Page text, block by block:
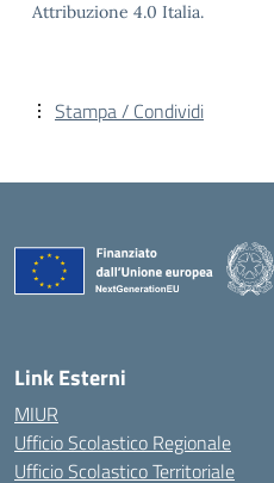
Attribuzione 4.0 Italia.
Stampa / Condividi
Link Esterni
MIUR
Ufficio Scolastico Regionale
Ufficio Scolastico Territoriale